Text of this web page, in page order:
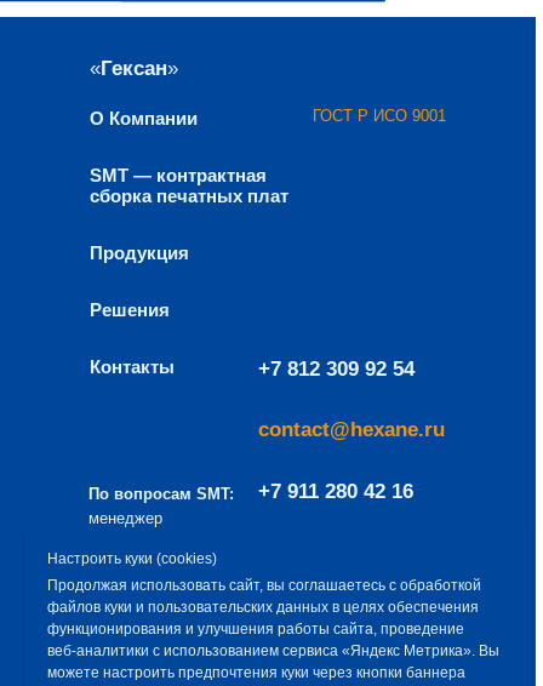
Настроить куки (cookies)
Продолжая использовать сайт, вы соглашаетесь с обработкой
файлов куки и пользовательских данных в целях обеспечения
функционирования и улучшения работы сайта, проведение
веб‑аналитики с использованием сервиса «Яндекс Метрика». Вы
можете настроить предпочтения куки через кнопки баннера
«Гексан»
Решения
Продукция
SMT — контрактная
сборка печатных плат
О Компании ГОСТ Р ИСО 9001
Эксклюзивный дистрибьютор продукции
ООО «Гексан» — ООО «Снабремсервис»
Контакты +7 812 309 92 54
contact@hexane.ru
менеджер
– Алексей Баев
По вопросам SMT: +7 911 280 42 16